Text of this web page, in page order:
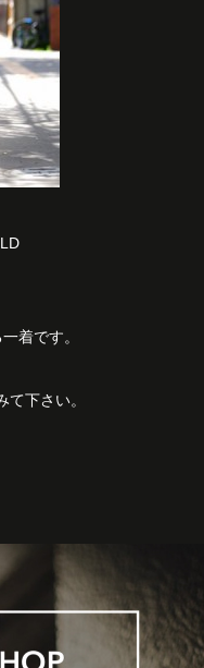
着です。
下さい。